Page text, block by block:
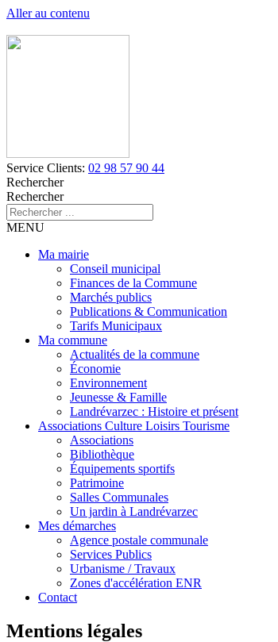
Aller au contenu
Service Clients: 02 98 57 90 44
Rechercher
Rechercher
MENU
Ma mairie
Conseil municipal
Finances de la Commune
Marchés publics
Publications & Communication
Tarifs Municipaux
Ma commune
Actualités de la commune
Économie
Environnement
Jeunesse & Famille
Landrévarzec : Histoire et présent
Associations Culture Loisirs Tourisme
Associations
Bibliothèque
Équipements sportifs
Patrimoine
Salles Communales
Un jardin à Landrévarzec
Mes démarches
Agence postale communale
Services Publics
Urbanisme / Travaux
Zones d'accélération ENR
Contact
Mentions légales